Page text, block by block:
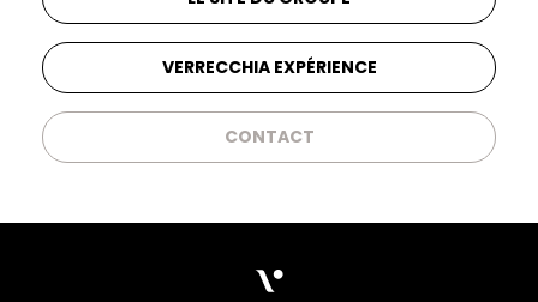
VERRECCHIA EXPÉRIENCE
CONTACT